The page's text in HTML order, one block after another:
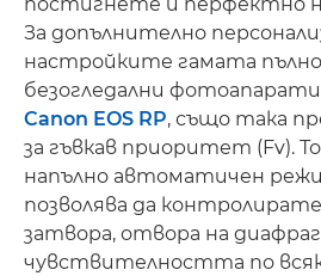
За допълнително
настройките гамата
безогледални
Canon EOS RP, също така
за гъвкав приоритет (Fv).
напълно автоматичен
позволява да
затвора, отвора на
чувствителността по